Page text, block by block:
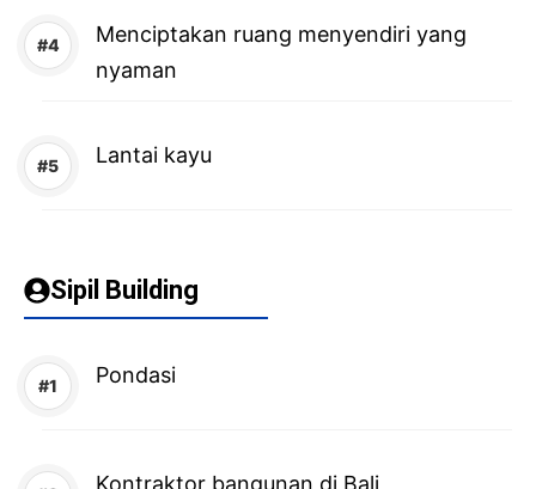
Menciptakan ruang menyendiri yang
nyaman
Lantai kayu
Sipil Building
Pondasi
Kontraktor bangunan di Bali